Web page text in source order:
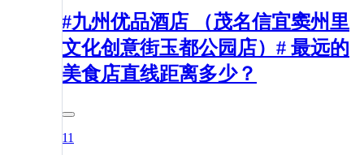
#九州优品酒店 （茂名信宜窦州里
文化创意街玉都公园店）# 最远的
美食店直线距离多少？
11